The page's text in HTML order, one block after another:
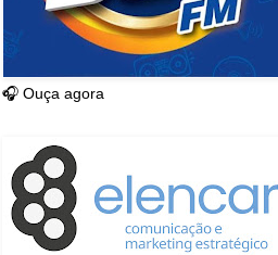
🎧 Ouça agora